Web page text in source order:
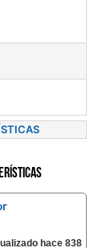
hace 838